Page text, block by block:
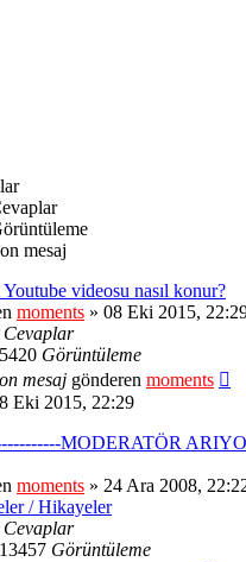
mesaj
videosu nasıl konur?
moments » 08 Eki 2015,
Cevaplar
Görüntüleme
mesaj gönderen moments
Eki 2015, 22:29
MODERATÖR
moments » 24 Ara 2008,
/ Hikayeler
Cevaplar
Görüntüleme